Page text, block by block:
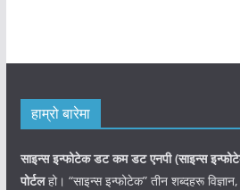
हाम्रो बारेमा
साइन्स इन्फोटेक डट कम डट एनपी (साइन्स
पोर्टलहो। “साइन्स इन्फोटेक” तीन शब्दहरू